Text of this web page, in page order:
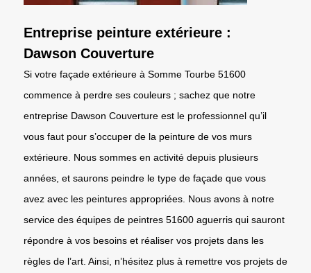
Entreprise peinture extérieure :
Dawson Couverture
Si votre façade extérieure à Somme Tourbe 51600
commence à perdre ses couleurs ; sachez que notre
entreprise Dawson Couverture est le professionnel qu’il
vous faut pour s’occuper de la peinture de vos murs
extérieure. Nous sommes en activité depuis plusieurs
années, et saurons peindre le type de façade que vous
avez avec les peintures appropriées. Nous avons à notre
service des équipes de peintres 51600 aguerris qui sauront
répondre à vos besoins et réaliser vos projets dans les
règles de l’art. Ainsi, n’hésitez plus à remettre vos projets de